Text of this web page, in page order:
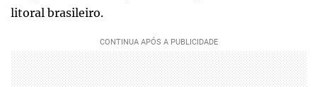
litoral brasileiro.